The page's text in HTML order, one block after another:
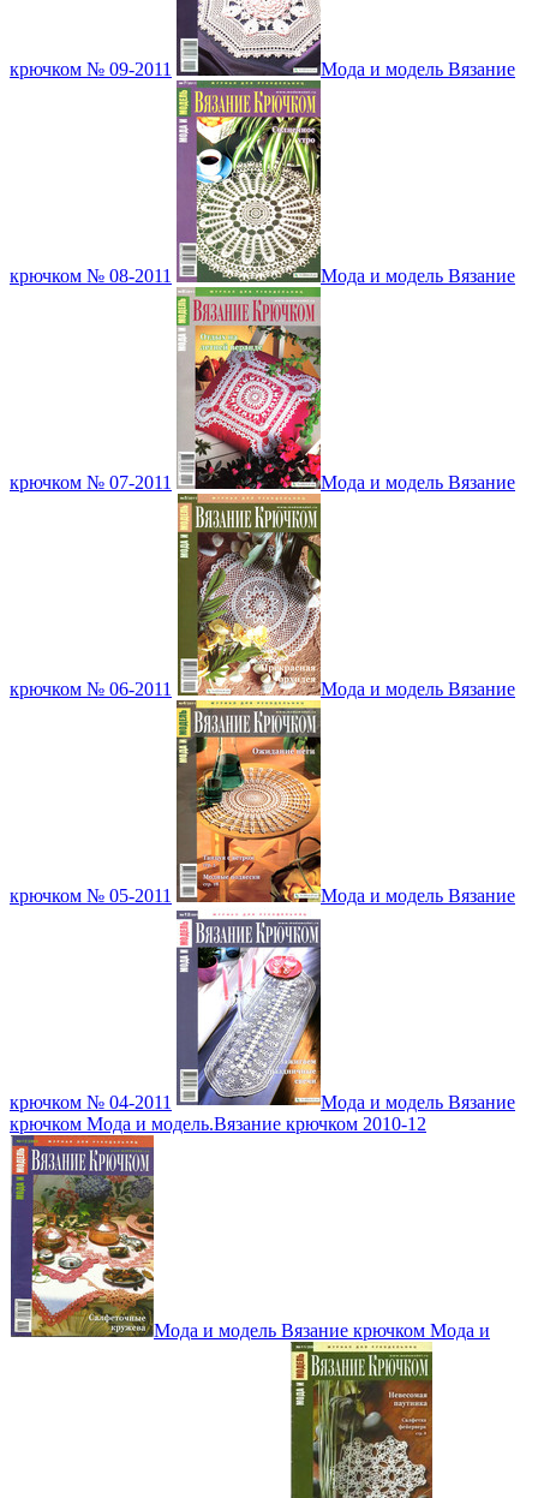
крючком № 09-2011 Мода и модель Вязание
крючком № 08-2011 Мода и модель Вязание
крючком № 07-2011 Мода и модель Вязание
крючком № 06-2011 Мода и модель Вязание
крючком № 05-2011 Мода и модель Вязание
крючком № 04-2011
Мода и модель Вязание
крючком Мода и модель.Вязание крючком 2010-12
Мода и модель Вязание крючком Мода и